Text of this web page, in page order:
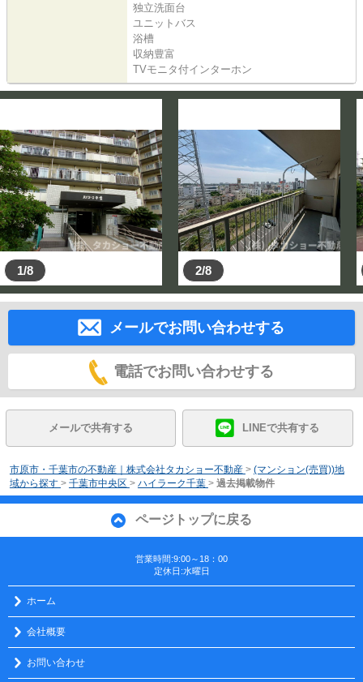
独立洗面台
ユニットバス
浴槽
収納豊富
TVモニタ付インターホン
1/8 2/8
メールでお問い合わせする
電話でお問い合わせする
メールで共有する LINEで共有する
市原市・千葉市の不動産｜株式会社タカショー不動産 > (マンション(売買))地
域から探す > 千葉市中央区 > ハイラーク千葉 > 過去掲載物件
ページトップに戻る
営業時間:9:00～18：00
定休日:水曜日
ホーム
会社概要
お問い合わせ